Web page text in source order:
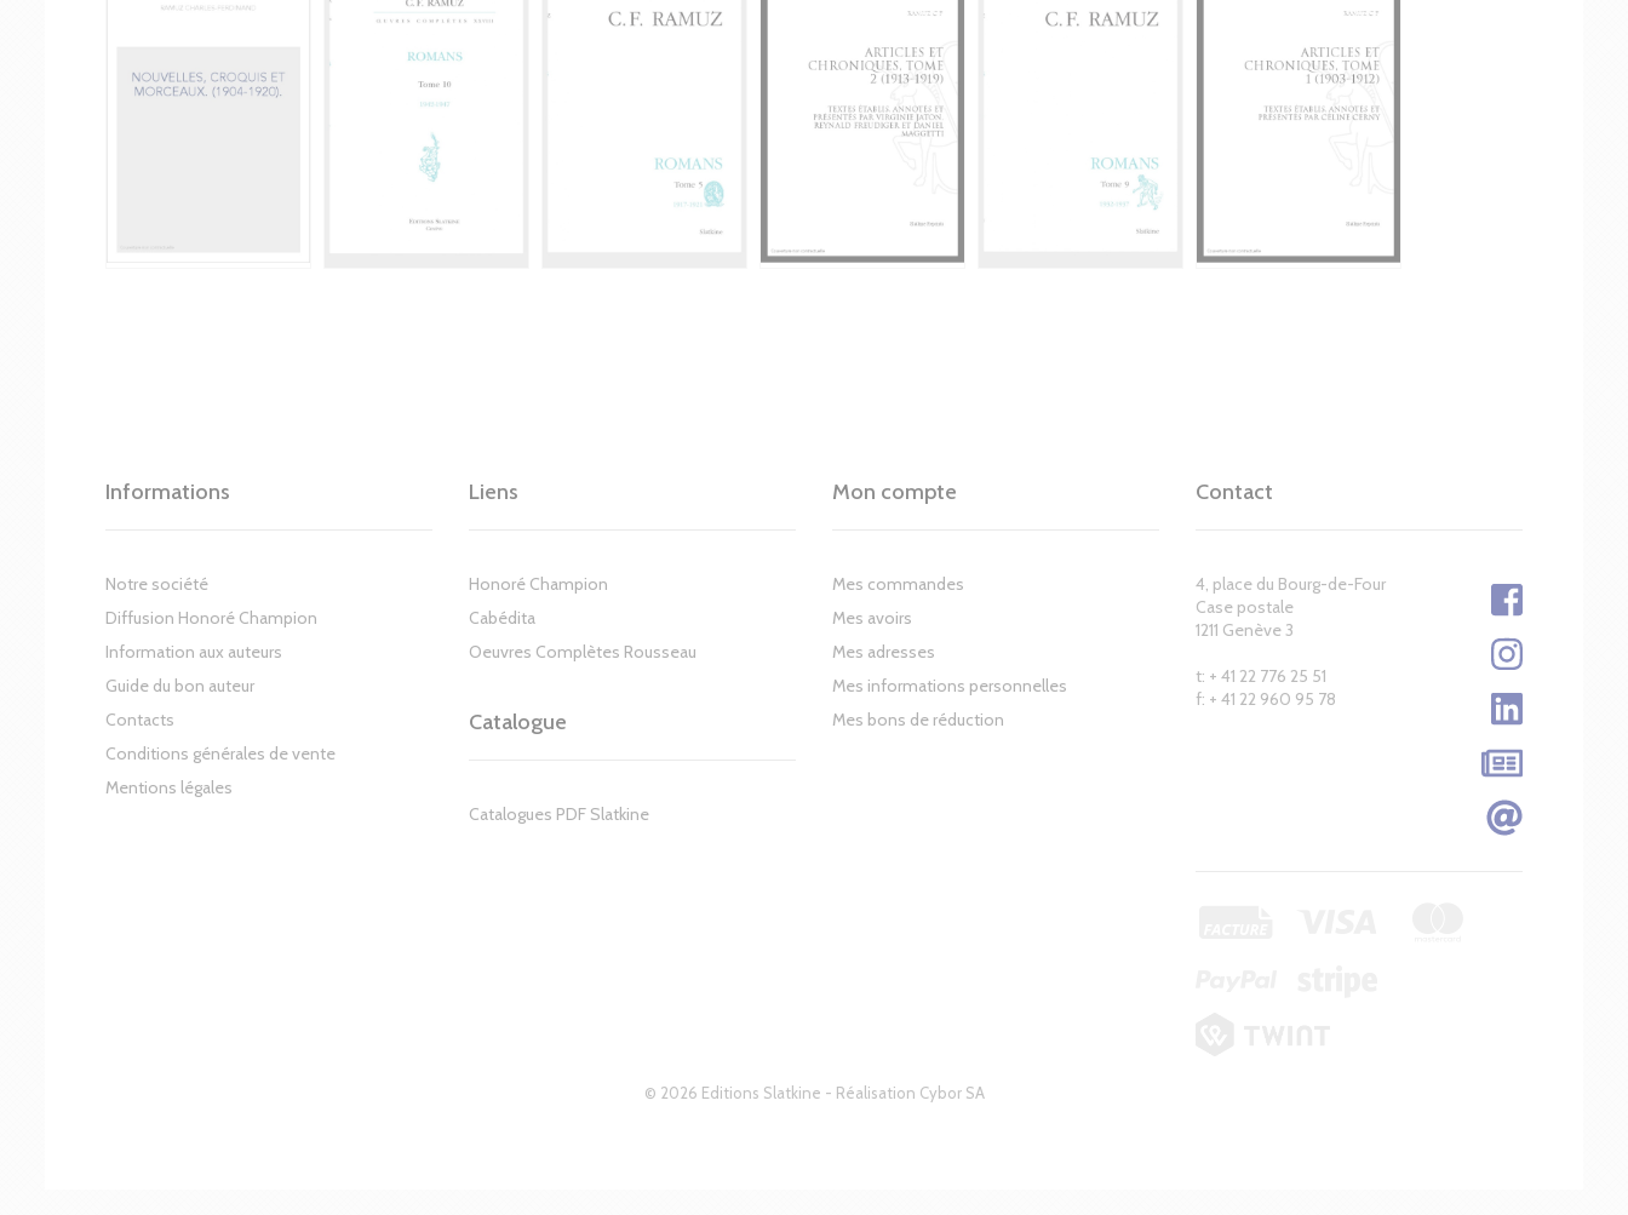
Informations
Notre société
Diffusion Honoré Champion
Information aux auteurs
Guide du bon auteur
Contacts
Conditions générales de vente
Mentions légales
© 2026 Editions Slatkine - Réalisation Cybor SA
Liens
Honoré Champion
Cabédita
Oeuvres Complètes Rousseau
Catalogue
Catalogues PDF Slatkine
Mon compte
Mes commandes
Mes avoirs
Mes adresses
Mes informations personnelles
Mes bons de réduction
Contact
4, place du Bourg-de-Four
Case postale
1211 Genève 3
t: + 41 22 776 25 51
f: + 41 22 960 95 78